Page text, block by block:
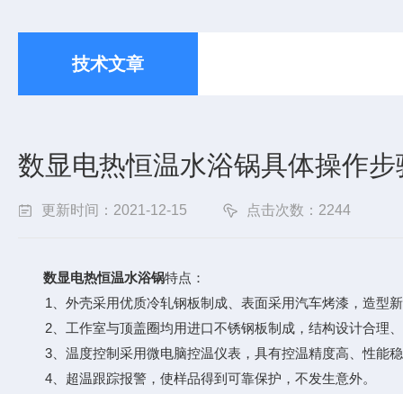
技术文章
数显电热恒温水浴锅具体操作步
更新时间：2021-12-15 点击次数：2244
数显电热恒温水浴锅特点：
1、外壳采用优质冷轧钢板制成、表面采用汽车烤漆，造型
2、工作室与顶盖圈均用进口不锈钢板制成，结构设计合理
3、温度控制采用微电脑控温仪表，具有控温精度高、性能
4、超温跟踪报警，使样品得到可靠保护，不发生意外。